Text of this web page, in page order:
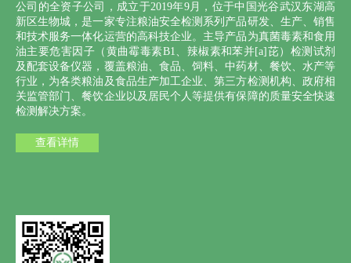
公司的全资子公司，成立于2019年9月，位于中国光谷武汉东湖高
新区生物城，是一家专注粮油安全检测系列产品研发、生产、销售
和技术服务一体化运营的高科技企业。主导产品为真菌毒素和食用
油主要危害因子（黄曲霉毒素B1、辣椒素和苯并[a]芘）检测试剂
及配套设备仪器，覆盖粮油、食品、饲料、中药材、餐饮、水产等
行业，为各类粮油及食品生产加工企业、第三方检测机构、政府相
关监管部门、餐饮企业以及居民个人等提供有保障的质量安全快速
检测解决方案。
查看详情